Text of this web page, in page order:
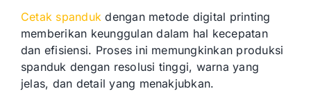
Cetak spanduk dengan metode digital printing
memberikan keunggulan dalam hal kecepatan
dan efisiensi. Proses ini memungkinkan produksi
spanduk dengan resolusi tinggi, warna yang
jelas, dan detail yang menakjubkan.